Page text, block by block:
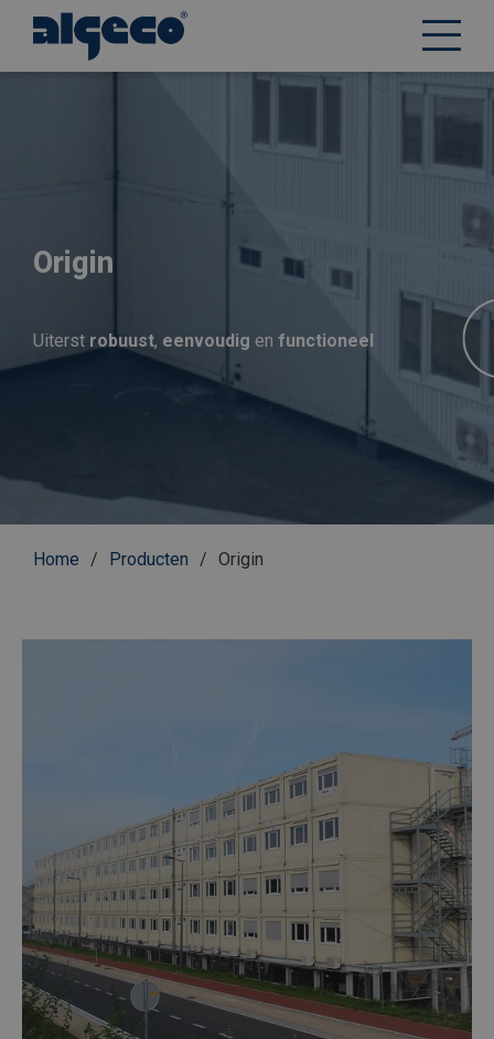
Origin
Uiterst robuust, eenvoudig en functioneel
Kruimelpad
Home Producten Origin